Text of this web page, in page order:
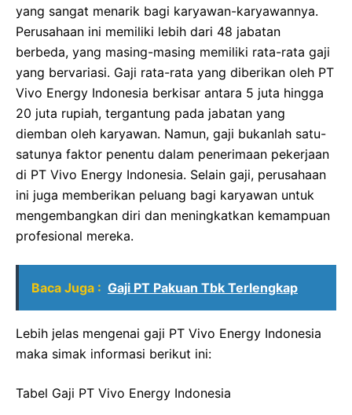
yang sangat menarik bagi karyawan-karyawannya.
Perusahaan ini memiliki lebih dari 48 jabatan
berbeda, yang masing-masing memiliki rata-rata gaji
yang bervariasi. Gaji rata-rata yang diberikan oleh PT
Vivo Energy Indonesia berkisar antara 5 juta hingga
20 juta rupiah, tergantung pada jabatan yang
diemban oleh karyawan. Namun, gaji bukanlah satu-
satunya faktor penentu dalam penerimaan pekerjaan
di PT Vivo Energy Indonesia. Selain gaji, perusahaan
ini juga memberikan peluang bagi karyawan untuk
mengembangkan diri dan meningkatkan kemampuan
profesional mereka.
Baca Juga : Gaji PT Pakuan Tbk Terlengkap
Lebih jelas mengenai gaji PT Vivo Energy Indonesia
maka simak informasi berikut ini:
Tabel Gaji PT Vivo Energy Indonesia